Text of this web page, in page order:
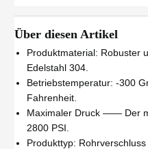
Über diesen Artikel
Produktmaterial: Robuster
Edelstahl 304.
Betriebstemperatur: -300
Fahrenheit.
Maximaler Druck —— Der
2800 PSI.
Produkttyp: